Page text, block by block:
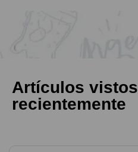
Artículos vistos
recientemente